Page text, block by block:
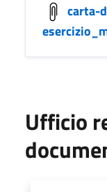
carta-
Ufficio